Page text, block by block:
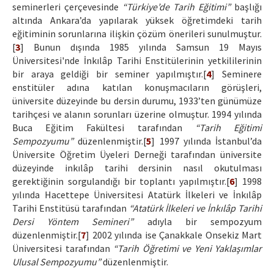
seminerleri çerçevesinde “Türkiye’de Tarih Eğitimi”başlığı
altında Ankara’da yapılarak yüksek öğretimdeki tarih
eğitiminin sorunlarına ilişkin çözüm önerileri sunulmuştur.
[3] Bunun dışında 1985 yılında Samsun 19 Mayıs
Üniversitesi'nde İnkılâp Tarihi Enstitülerinin yetkililerinin
bir araya geldiği bir seminer yapılmıştır.[4] Seminere
enstitüler adına katılan konuşmacıların görüşleri,
üniversite düzeyinde bu dersin durumu, 1933’ten günümüze
tarihçesi ve alanın sorunları üzerine olmuştur. 1994 yılında
Buca Eğitim Fakültesi tarafından
“Tarih Eğitimi
Sempozyumu”düzenlenmiştir.[5] 1997 yılında İstanbul’da
Üniversite Öğretim Üyeleri Derneği tarafından üniversite
düzeyinde inkılâp tarihi dersinin nasıl okutulması
gerektiğinin sorgulandığı bir toplantı yapılmıştır.[6] 1998
yılında Hacettepe Üniversitesi Atatürk İlkeleri ve İnkılâp
Tarihi Enstitüsü tarafından “Atatürk İlkeleri ve İnkılâp Tarihi
Dersi Yöntem Semineri”adıyla bir sempozyum
düzenlenmiştir.[7] 2002 yılında ise Çanakkale Onsekiz Mart
Üniversitesi tarafından “Tarih Öğretimi ve Yeni Yaklaşımlar
Ulusal Sempozyumu”düzenlenmiştir.